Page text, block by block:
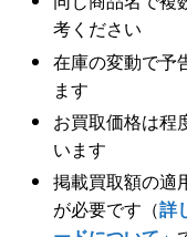
考ください
在庫の変動で予
ます
お買取価格は程
います
掲載買取額の適
が必要です（詳